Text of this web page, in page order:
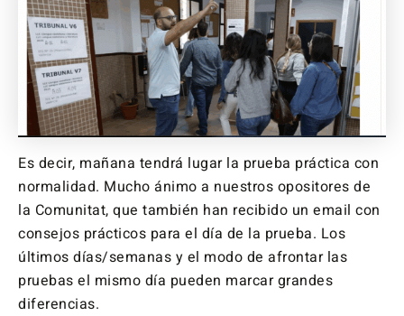
Es decir, mañana tendrá lugar la prueba práctica con
normalidad. Mucho ánimo a nuestros opositores de
la Comunitat, que también han recibido un email con
consejos prácticos para el día de la prueba. Los
últimos días/semanas y el modo de afrontar las
pruebas el mismo día pueden marcar grandes
diferencias.